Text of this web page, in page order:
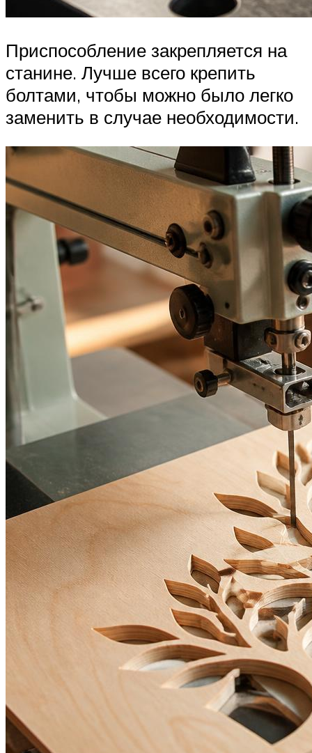
Приспособление закрепляется на
станине. Лучше всего крепить
болтами, чтобы можно было легко
заменить в случае необходимости.